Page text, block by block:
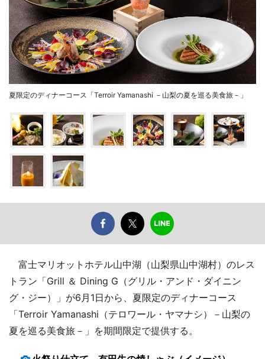
夏限定のディナーコース「Terroir Yamanashi －山梨の夏を巡る美食旅－」
富士マリオットホテル山中湖（山梨県山中湖村）のレス
トラン「Grill ＆ Dining G（グリル・アンド・ダイニン
グ・ジー）」が6月1日から、夏限定のディナーコース
「Terroir Yamanashi（テロワール・ヤマナシ）－山梨の
夏を巡る美食旅－」を期間限定で提供する。